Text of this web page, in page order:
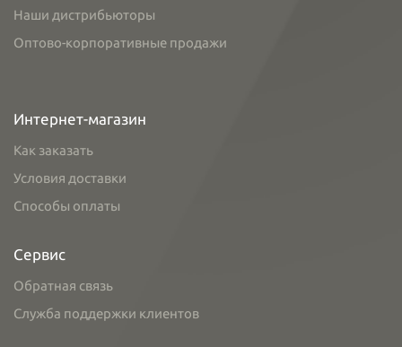
Наши дистрибьюторы
Оптово-корпоративные продажи
Интернет-магазин
Как заказать
Условия доставки
Способы оплаты
Сервис
Обратная связь
Служба поддержки клиентов